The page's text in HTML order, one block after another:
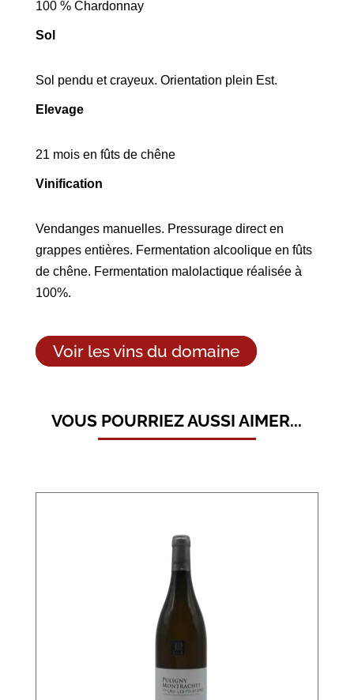
100 % Chardonnay
Sol
Sol pendu et crayeux. Orientation plein Est.
Elevage
21 mois en fûts de chêne
Vinification
Vendanges manuelles. Pressurage direct en
grappes entières. Fermentation alcoolique en fûts
de chêne. Fermentation malolactique réalisée à
100%.
Voir les vins du domaine
VOUS POURRIEZ AUSSI AIMER...